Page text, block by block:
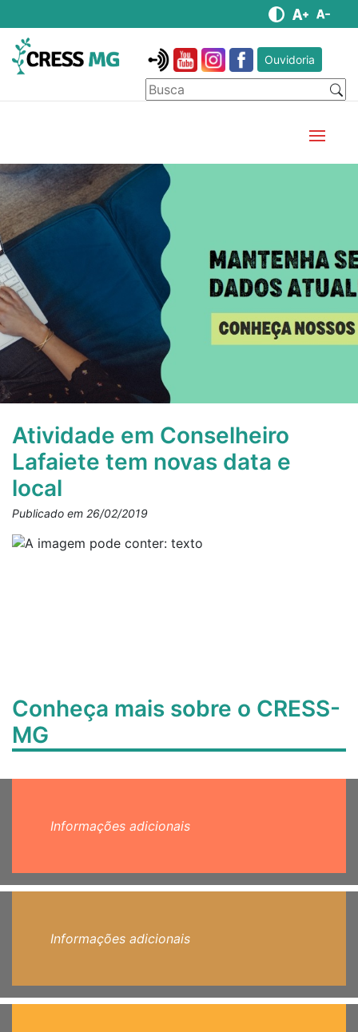
Ouvidoria
Atividade em Conselheiro
Lafaiete tem novas data e
local
Publicado em 26/02/2019
Conheça mais sobre o CRESS-
MG
Informações adicionais
Informações adicionais